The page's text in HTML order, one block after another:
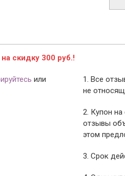
скидку 300 руб.!
или
1. Все
не
2. Купон на
отзывы
этом
3. Срок